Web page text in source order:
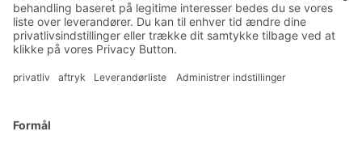
Produktnyheder
Tilmeld dig vores nyhedsbrev
Løsninger